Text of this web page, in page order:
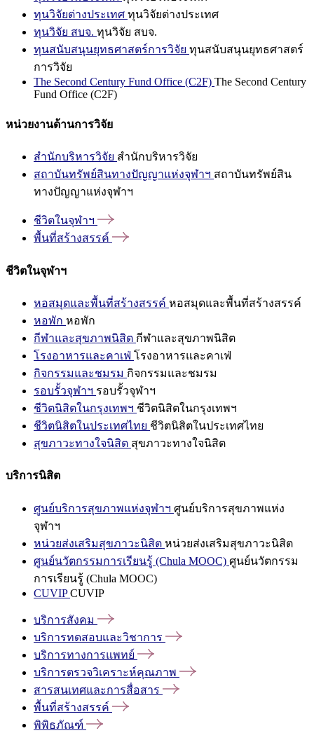
ทุนวิจัยต่างประเทศ ทุนวิจัยต่างประเทศ
ทุนวิจัย สบจ. ทุนวิจัย สบจ.
ทุนสนับสนุนยุทธศาสตร์การวิจัย ทุนสนับสนุนยุทธศาสตร์
การวิจัย
The Second Century Fund Office (C2F) The Second Century
Fund Office (C2F)
หน่วยงานด้านการวิจัย
สำนักบริหารวิจัย สำนักบริหารวิจัย
สถาบันทรัพย์สินทางปัญญาแห่งจุฬาฯ สถาบันทรัพย์สิน
ทางปัญญาแห่งจุฬาฯ
ชีวิตในจุฬาฯ
พื้นที่สร้างสรรค์
ชีวิตในจุฬาฯ
หอสมุดและพื้นที่สร้างสรรค์ หอสมุดและพื้นที่สร้างสรรค์
หอพัก หอพัก
กีฬาและสุขภาพนิสิต กีฬาและสุขภาพนิสิต
โรงอาหารและคาเฟ่ โรงอาหารและคาเฟ่
กิจกรรมและชมรม กิจกรรมและชมรม
รอบรั้วจุฬาฯ รอบรั้วจุฬาฯ
ชีวิตนิสิตในกรุงเทพฯ ชีวิตนิสิตในกรุงเทพฯ
ชีวิตนิสิตในประเทศไทย ชีวิตนิสิตในประเทศไทย
สุขภาวะทางใจนิสิต สุขภาวะทางใจนิสิต
บริการนิสิต
ศูนย์บริการสุขภาพแห่งจุฬาฯ ศูนย์บริการสุขภาพแห่ง
จุฬาฯ
หน่วยส่งเสริมสุขภาวะนิสิต หน่วยส่งเสริมสุขภาวะนิสิต
ศูนย์นวัตกรรมการเรียนรู้ (Chula MOOC) ศูนย์นวัตกรรม
การเรียนรู้ (Chula MOOC)
CUVIPCUVIP
บริการสังคม
บริการทดสอบและวิชาการ
บริการทางการแพทย์
บริการตรวจวิเคราะห์คุณภาพ
สารสนเทศและการสื่อสาร
พื้นที่สร้างสรรค์
พิพิธภัณฑ์